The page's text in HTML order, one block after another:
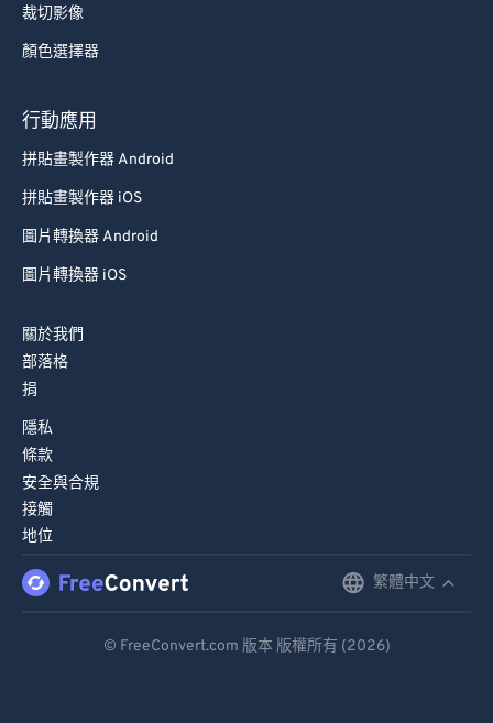
裁切影像
顏色選擇器
行動應用
拼貼畫製作器 Android
拼貼畫製作器 iOS
圖片轉換器 Android
圖片轉換器 iOS
關於我們
部落格
捐
隱私
條款
安全與合規
接觸
地位
繁體中文
© FreeConvert.com 版本 版權所有 (2026)